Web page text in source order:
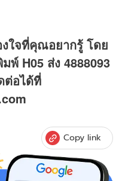
ใจที่คุณอยากรู้ โดย
พ์ H05 ส่ง 4888093
ต่อได้ที่
Copy link